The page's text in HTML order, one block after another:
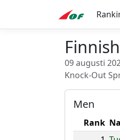
09 augusti
Knock-Out
Men
Rank